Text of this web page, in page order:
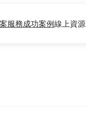
服務成功案例線上資源